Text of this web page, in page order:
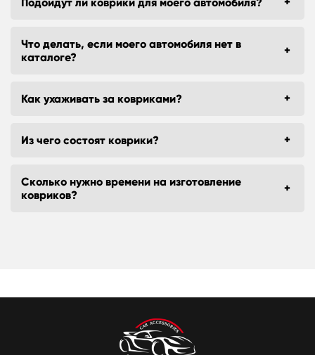
Что делать, если моего автомобиля нет в
каталоге?
Как ухаживать за ковриками?
Из чего состоят коврики?
Сколько нужно времени на изготовление
ковриков?